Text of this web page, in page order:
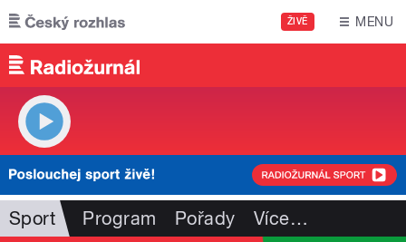
Přejít k hlavnímu obsahu
ŽIVĚ MENU
Sport Program Pořady Více…